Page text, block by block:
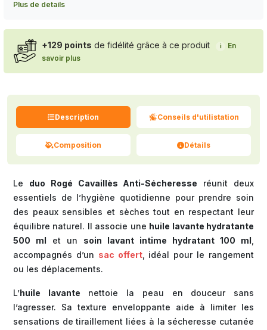
Plus de details
+129 points de fidélité grâce à ce produit i
En
savoir plus
Description Conseils d'utilistation
Composition Détails
Le duo Rogé Cavaillès Anti-Sécheresse réunit deux
essentiels de l’hygiène quotidienne pour prendre soin
des peaux sensibles et sèches tout en respectant leur
équilibre naturel. Il associe une huile lavante hydratante
500 ml et un soin lavant intime hydratant 100 ml
accompagnés d’un sac offert, idéal pour le rangement
ou les déplacements.
L’huile lavante nettoie la peau en douceur sans
l’agresser. Sa texture enveloppante aide à limiter les
sensations de tiraillement liées à la sécheresse cutanée